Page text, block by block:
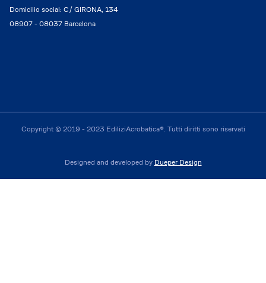
Domicilio social: C/ GIRONA, 134
08907 - 08037 Barcelona
Copyright © 2019 - 2023 EdiliziAcrobatica®. Tutti diritti sono riservati
Designed and developed by Dueper Design